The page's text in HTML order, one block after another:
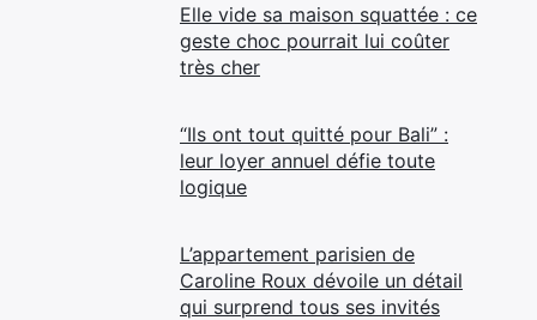
Elle vide sa maison squattée : ce
geste choc pourrait lui coûter
très cher
“Ils ont tout quitté pour Bali” :
leur loyer annuel défie toute
logique
L’appartement parisien de
Caroline Roux dévoile un détail
qui surprend tous ses invités